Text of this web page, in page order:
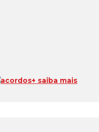
acordos+ saiba mais